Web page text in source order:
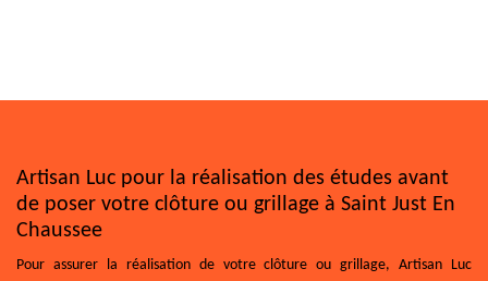
Artisan Luc pour la réalisation des études avant
de poser votre clôture ou grillage à Saint Just En
Chaussee
Pour assurer la réalisation de votre clôture ou grillage, Artisan Luc